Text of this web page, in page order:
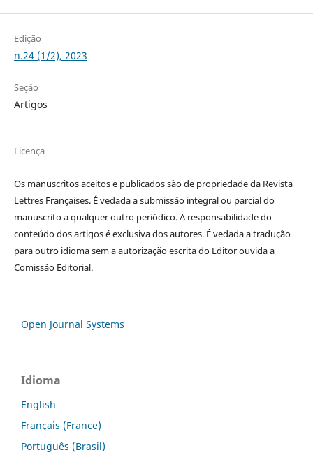
Edição
n.24 (1/2), 2023
Seção
Artigos
Licença
Os manuscritos aceitos e publicados são de propriedade da Revista
Lettres Françaises. É vedada a submissão integral ou parcial do
manuscrito a qualquer outro periódico. A responsabilidade do
conteúdo dos artigos é exclusiva dos autores. É vedada a tradução
para outro idioma sem a autorização escrita do Editor ouvida a
Comissão Editorial.
Open Journal Systems
Idioma
English
Français (France)
Português (Brasil)